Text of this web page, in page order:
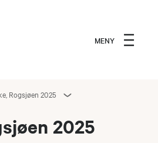
MENY
Rogsjøen 2025
2025